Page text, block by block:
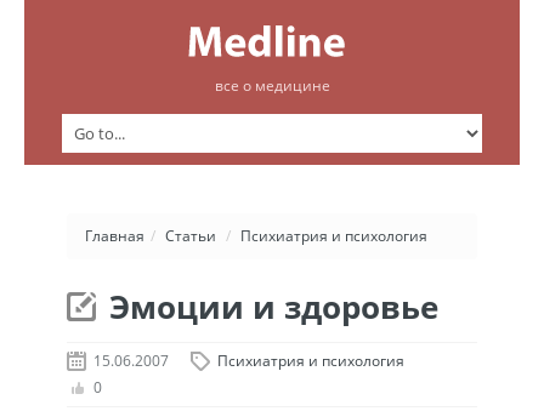
все о медицине
Главная / Статьи / Психиатрия и психология
Эмоции и здоровье
15.06.2007
Психиатрия и психология
0